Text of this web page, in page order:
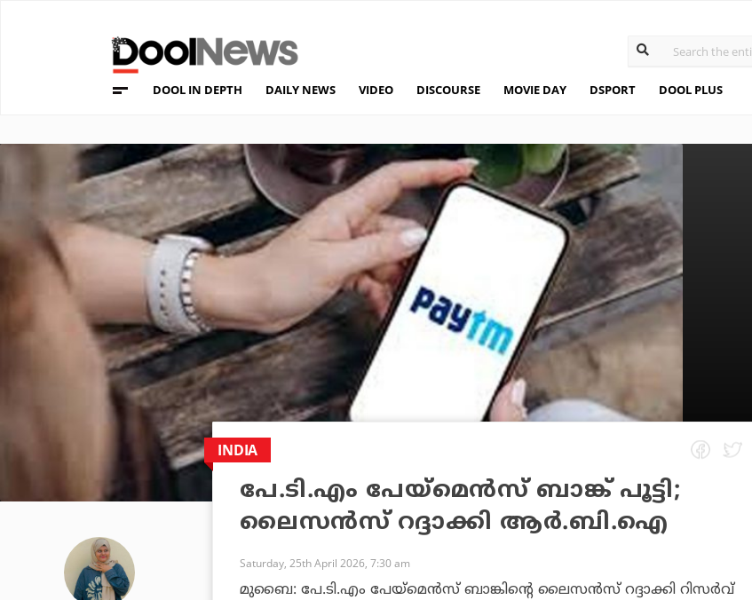
DOOL IN DEPTH DAILY NEWS VIDEO DISCOURSE MOVIE DAY DSPORT DOOL PLUS
INDIA
പേ.ടി.എം പേയ്‌മെന്‍സ് ബാങ്ക് പൂട്ടി;
ലൈസന്‍സ് റദ്ദാക്കി ആര്‍.ബി.ഐ
Saturday, 25th April 2026, 7:30 am
മുബൈ: പേ.ടി.എം പേയ്‌മെന്‍സ് ബാങ്കിന്റെ ലൈസന്‍സ് റദ്ദാക്കി റിസര്‍വ്